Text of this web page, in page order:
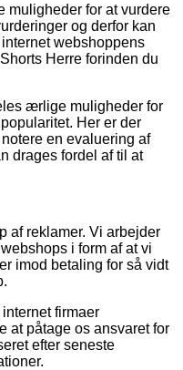
muligheder for at vurdere
og derfor kan
webshoppens
Herre forinden du
ærlige muligheder for
Her er der
en evaluering af
drages fordel af til at
af reklamer. Vi arbejder
i form af at vi
imod betaling for så vidt
firmaer
at påtage os ansvaret for
efter seneste